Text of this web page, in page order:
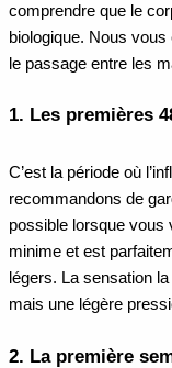
comprendre que le
biologique. Nous
le passage entre les
1. Les premières
C’est la période où
recommandons de
possible lorsque vous
minime et est
légers. La sensation
mais une légère
2. La première